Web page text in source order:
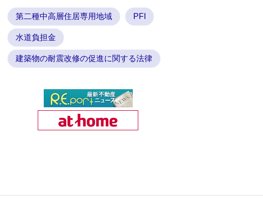
第二種中高層住居専用地域 PFI
水道負担金
建築物の耐震改修の促進に関する法律